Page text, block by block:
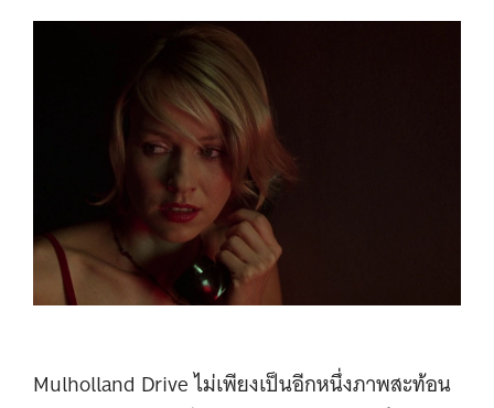
Mulholland Drive ไม่เพียงเป็นอีกหนึ่งภาพสะท้อน